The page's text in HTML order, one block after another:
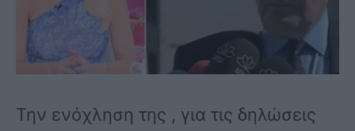
Την ενόχληση της , για τις δηλώσεις